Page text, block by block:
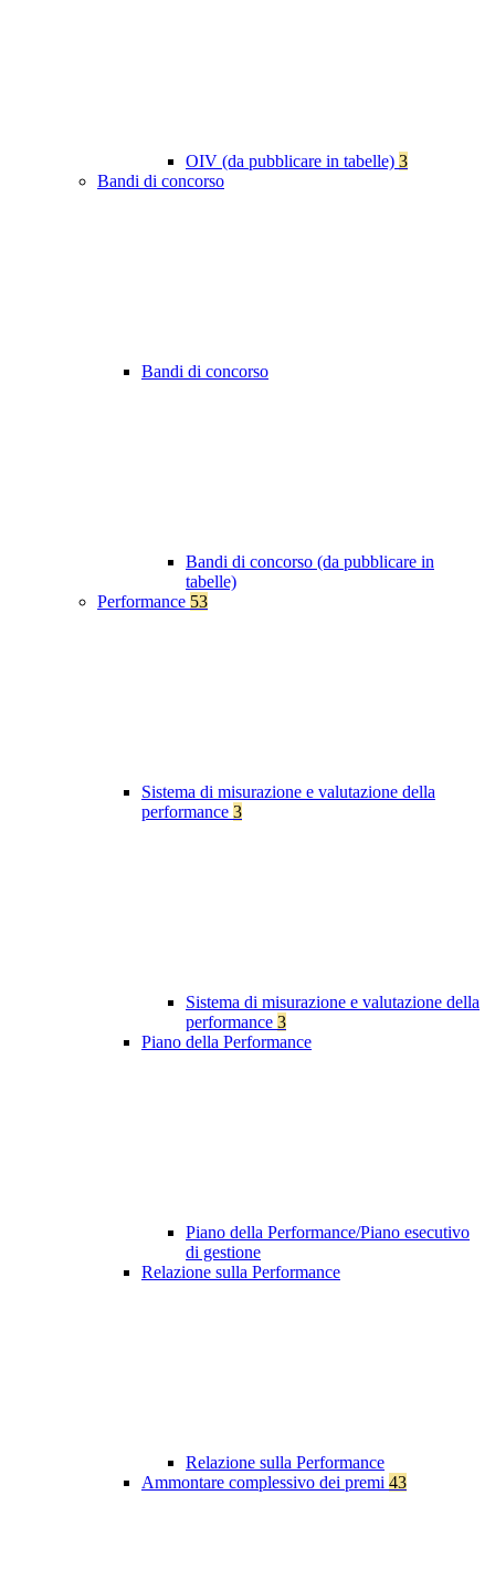
OIV (da pubblicare in tabelle) 3
Bandi di concorso
Bandi di concorso
Bandi di concorso (da pubblicare in
tabelle)
Performance 53
Sistema di misurazione e valutazione della
performance 3
Sistema di misurazione e valutazione della
performance 3
Piano della Performance
Piano della Performance/Piano esecutivo
di gestione
Relazione sulla Performance
Relazione sulla Performance
Ammontare complessivo dei premi 43